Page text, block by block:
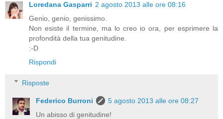
Loredana Gasparri 2 agosto 2013 alle ore 08:16
Genio, genio, genissimo.
Non esiste il termine, ma lo creo io ora, per esprimere la
profondità della tua genitudine.
:-D
Rispondi
Risposte
Federico Burroni
5 agosto 2013 alle ore 08:27
Un abisso di genitudine!